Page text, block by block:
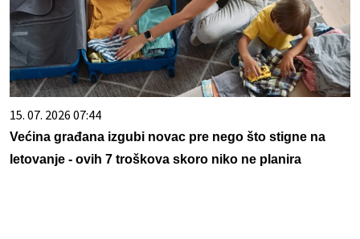
15. 07. 2026 07:44
Većina građana izgubi novac pre nego što stigne na
letovanje - ovih 7 troškova skoro niko ne planira